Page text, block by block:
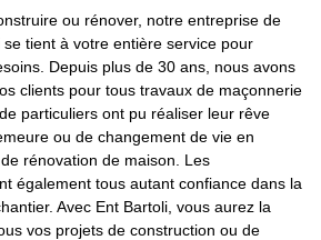
ou rénover, notre entreprise de
tient à votre entière service pour
Depuis plus de 30 ans, nous avons
clients pour tous travaux de maçonnerie
particuliers ont pu réaliser leur rêve
ou de changement de vie en
rénovation de maison. Les
également tous autant confiance dans la
Avec Ent Bartoli, vous aurez la
vos projets de construction ou de